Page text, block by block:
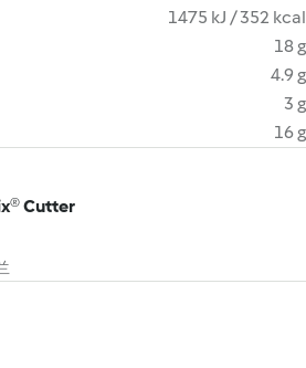
1475 kJ / 352 kcal
18 g
4.9 g
3 g
16 g
Cutter